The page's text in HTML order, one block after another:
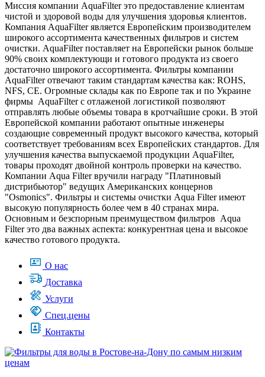
Миссия компании AquaFilter это предоставление клиентам
чистой и здоровой воды для улучшения здоровья клиентов.
Компания AquaFilter является Европейским производителем
широкого ассортимента качественных фильтров и систем
очистки. AquaFilter поставляет на Европейски рынок больше
90% своих комплектующи и готового продукта из своего
достаточно широкого ассортимента. Фильтры компании
AquaFilter отвечают таким стандартам качества как: ROHS,
NFS, CE. Огромные склады как по Европе так и по Украине
фирмы AquaFilter с отлаженой логистикой позволяют
отправлять любые объемы товара в кротчайшие сроки. В этой
Европейской компании работают опытные инженеры
создающие современный продукт высокого качества, который
соответствует требованиям всех Европейских стандартов. Для
улучшения качества выпускаемой продукции AquaFilter,
товары проходят двойной контроль проверки на качество.
Компании Aqua Filter вручили награду "Платиновый
дистрибьютор" ведущих Американских концернов
"Osmonics". Фильтры и системы очистки Aqua Filter имеют
высокую популярность более чем в 40 странах мира.
Основным и безспорным преимуществом фильтров Aqua
Filter это два важных аспекта: конкурентная цена и высокое
качество готового продукта.
О нас
Доставка
Услуги
Спец.цены
Контакты